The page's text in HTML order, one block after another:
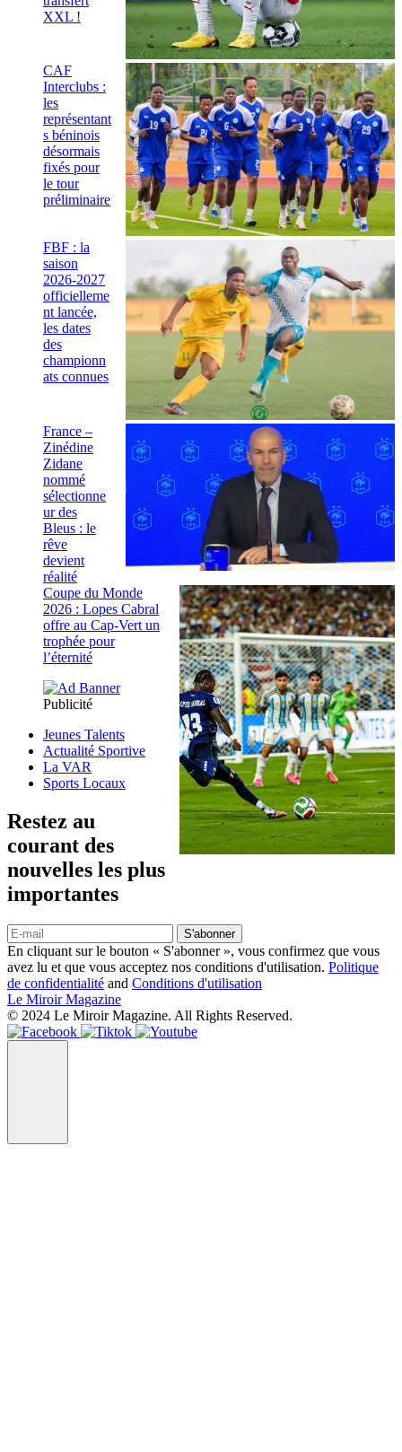
XXL !
CAF
Interclubs :
les
représentant
s béninois
désormais
fixés pour
le tour
préliminaire
FBF : la
saison
2026-2027
officielleme
nt lancée,
les dates
des
championn
ats connues
France –
Zinédine
Zidane
nommé
sélectionne
ur des
Bleus : le
rêve
devient
réalité
Coupe du Monde
2026 : Lopes Cabral
offre au Cap-Vert un
trophée pour
l’éternité
Publicité
Jeunes Talents
Actualité Sportive
La VAR
Sports Locaux
Restez au
courant des
nouvelles les plus
importantes
S'abonner
En cliquant sur le bouton « S'abonner », vous confirmez que vous
avez lu et que vous acceptez nos conditions d'utilisation. Politique
de confidentialité and Conditions d'utilisation
Le Miroir Magazine
© 2024 Le Miroir Magazine. All Rights Reserved.